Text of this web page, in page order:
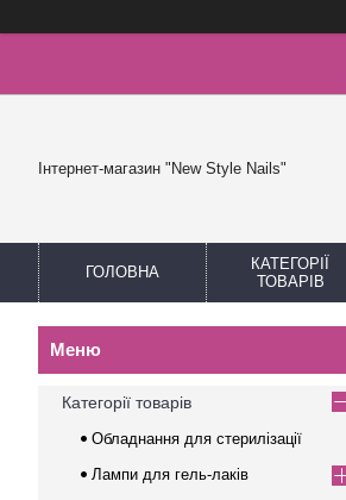
Інтернет-магазин "New Style Nails"
ГОЛОВНА
КАТЕГОРІЇ
ТОВАРІВ
Категорії товарів
Обладнання для стерилізації
Лампи для гель-лаків